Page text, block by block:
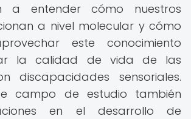
a entender cómo nuestros
a nivel molecular y cómo
este conocimiento
la calidad de vida de las
discapacidades sensoriales.
campo de estudio también
en el desarrollo de